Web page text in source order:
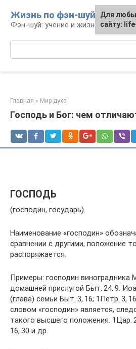
контенту
Жизнь по фэн-шуй
Фэн-шуй: учение и жизнь
Главная » Мир духа
Господь и Бог: чем
ГОСПОДЬ
(господин, государь).
Наименование «господин»
сравнении с другими, положение
распоряжается.
Примеры: господин виноградника
домашней прислугой Быт. 24, 9.
(глава) семьи Быт. 3, 16; 1Петр. 3,
словом «господин» является,
такого высшего положения. 1Цар.
16, 30 и др.
Для
сайту:
Для
сайту: